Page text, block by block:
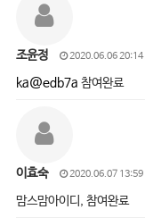
조윤정 2020.06.06 20:14
ka@edb7a 참여완료
이효숙 2020.06.07 13:59
맘스맘아이디, 참여완료